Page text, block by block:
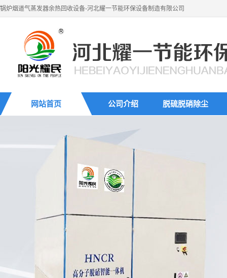
锅炉烟道气蒸发器余热回收设备-河北耀一节能环保设备制造有限公司
网站首页 公司介绍 脱硫脱硝除尘